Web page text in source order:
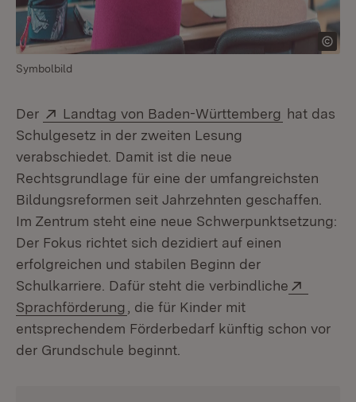
Symbolbild
Der Extern:
Landtag von Baden-Württemberg (Öffnet in
hat das
Schulgesetz in der zweiten Lesung
verabschiedet. Damit ist die neue
Rechtsgrundlage für eine der umfangreichsten
Bildungsreformen seit Jahrzehnten geschaffen.
Im Zentrum steht eine neue Schwerpunktsetzung:
Der Fokus richtet sich dezidiert auf einen
erfolgreichen und stabilen Beginn der
Schulkarriere. Dafür steht die verbindliche
Sprachförderung (Öffnet in neuem Fenster)
, die für Kinder mit
entsprechendem Förderbedarf künftig schon vor
der Grundschule beginnt.